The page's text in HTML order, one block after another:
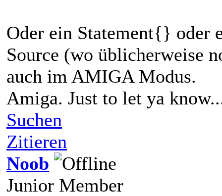
Oder ein Statement{} oder
Source (wo üblicherweise
auch im AMIGA Modus.
Amiga. Just to let ya
Suchen
Zitieren
Noob
Junior Member